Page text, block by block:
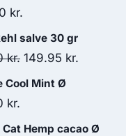
kr.
salve 30 gr
kr. Den
oprindelige
149.95 kr.
Cool Mint Ø
kr.
Cat Hemp cacao Ø